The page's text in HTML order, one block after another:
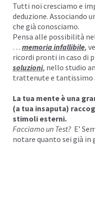
Tutti noi cresciamo e
deduzione. Associando
che già conosciamo.
Pensa alle possibilità
… memoria infallibile,
ricordi pronti in caso di
soluzioni, nello studio
trattenute e tantissimo
La tua mente è una
(a tua insaputa)
stimoli esterni.
Facciamo un Test? E’
notare quanto sei già in